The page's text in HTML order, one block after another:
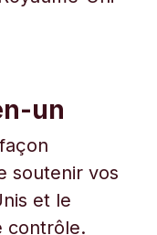
un
soutenir vos
et le
contrôle.